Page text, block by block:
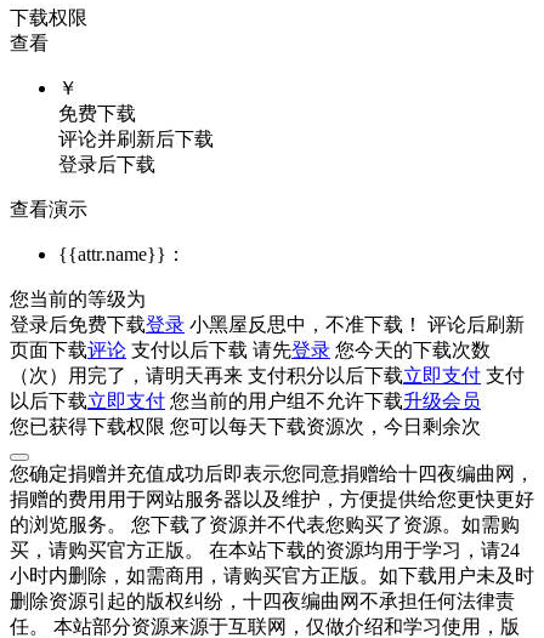
下载权限
查看
￥
免费下载
评论并刷新后下载
登录后下载
查看演示
{{attr.name}}：
您当前的等级为
登录后免费下载登录 小黑屋反思中，不准下载！ 评论后刷新
页面下载评论 支付以后下载 请先登录 您今天的下载次数
（次）用完了，请明天再来 支付积分 以后下载立即支付 支付
以后下载立即支付 您当前的用户组不允许下载升级会员
您已获得下载权限 您可以每天下载资源次，今日剩余次
您确定捐赠并充值成功后即表示您同意捐赠给十四夜编曲网，
捐赠的费用用于网站服务器以及维护，方便提供给您更快更好
的浏览服务。 您下载了资源并不代表您购买了资源。如需购
买，请购买官方正版。 在本站下载的资源均用于学习，请24
小时内删除，如需商用，请购买官方正版。如下载用户未及时
删除资源引起的版权纠纷，十四夜编曲网不承担任何法律责
任。 本站部分资源来源于互联网，仅做介绍和学习使用，版